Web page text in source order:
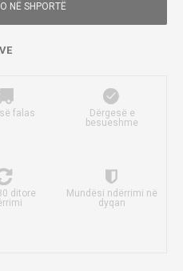
NË SHPORTË
falas
Dërgesë e
besueshme
ditore
Mundësi ndërrimi në
dyqan